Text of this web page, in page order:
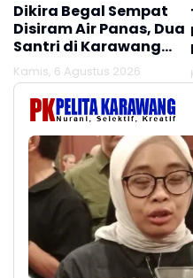
Dikira Begal Sempat
Disiram Air Panas, Dua
Santri di Karawang
Terluka Akibat Aksi
Oknum Linmas
Kamis, 6 Agustus 2026